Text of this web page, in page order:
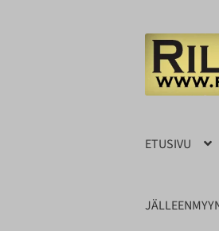
Siirry
navigointiin
Siirry
sisältöön
ETUSIVU